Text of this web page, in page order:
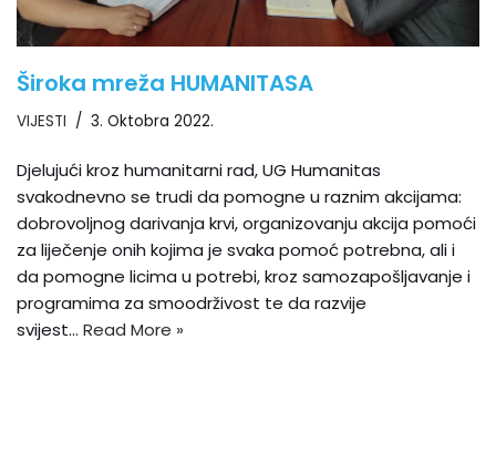
Široka mreža HUMANITASA
VIJESTI 3. Oktobra 2022.
Djelujući kroz humanitarni rad, UG Humanitas
svakodnevno se trudi da pomogne u raznim akcijama:
dobrovoljnog darivanja krvi, organizovanju akcija pomoći
za liječenje onih kojima je svaka pomoć potrebna, ali i
da pomogne licima u potrebi, kroz samozapošljavanje i
programima za smoodrživost te da razvije
svijest… Read More »